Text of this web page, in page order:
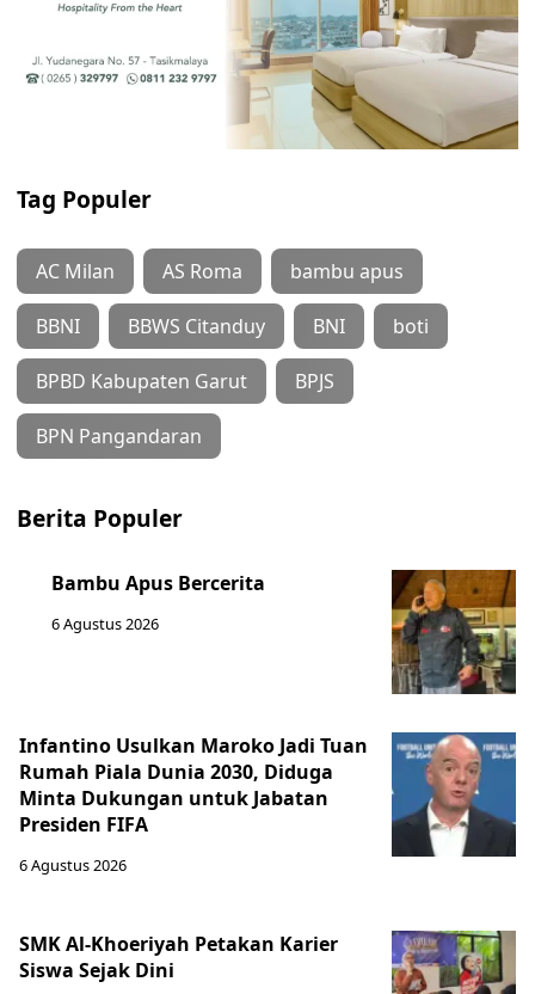
Tag Populer
AC Milan AS Roma bambu apus
BBNI BBWS Citanduy BNI boti
BPBD Kabupaten Garut BPJS
BPN Pangandaran
Berita Populer
Bambu Apus Bercerita
6 Agustus 2026
Infantino Usulkan Maroko Jadi Tuan
Rumah Piala Dunia 2030, Diduga
Minta Dukungan untuk Jabatan
Presiden FIFA
6 Agustus 2026
SMK Al-Khoeriyah Petakan Karier
Siswa Sejak Dini